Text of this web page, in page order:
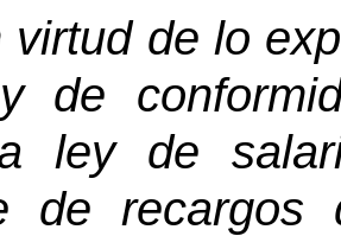
virtud de lo
de
ley de
de